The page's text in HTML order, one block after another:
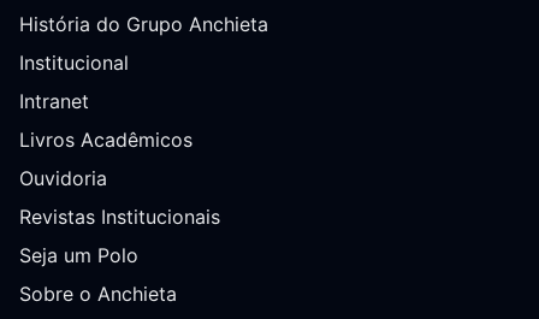
História do Grupo Anchieta
Institucional
Intranet
Livros Acadêmicos
Ouvidoria
Revistas Institucionais
Seja um Polo
Sobre o Anchieta